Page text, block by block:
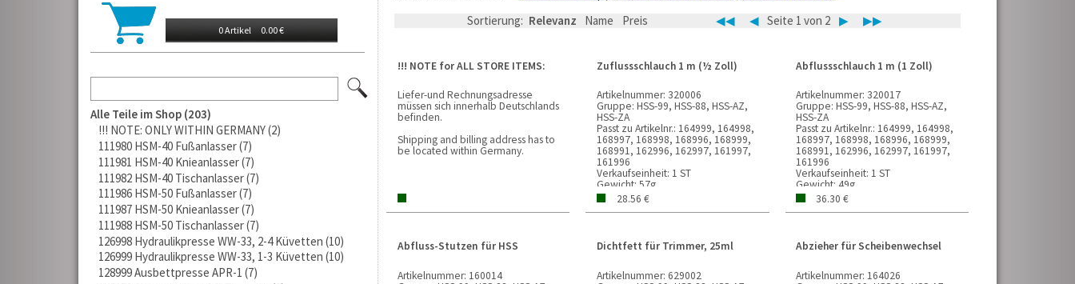
0 Artikel 0.00 €
Alle Teile im Shop 203
!!! NOTE: ONLY WITHIN GERMANY 2
111980 HSM-40 Fußanlasser 7
111981 HSM-40 Knieanlasser 7
111982 HSM-40 Tischanlasser 7
111986 HSM-50 Fußanlasser 7
111987 HSM-50 Knieanlasser 7
111988 HSM-50 Tischanlasser 7
126998 Hydraulikpresse WW-33, 2-4 Küvetten 10
126999 Hydraulikpresse WW-33, 1-3 Küvetten 10
128999 Ausbettpresse APR-1 7
Sortierung: Relevanz Name Preis ◀◀ ◀ Seite 1 von 2 ▶ ▶▶
!!! NOTE for ALL STORE ITEMS:
Liefer-und Rechnungsadresse
müssen sich innerhalb Deutschlands
befinden.
Shipping and billing address has to
be located within Germany.
Zuflussschlauch 1 m (½ Zoll)
Artikelnummer: 320006
Gruppe: HSS-99, HSS-88, HSS-AZ,
HSS-ZA
Passt zu Artikelnr.: 164999, 164998,
168997, 168998, 168996, 168999,
168991, 162996, 162997, 161997,
161996
Verkaufseinheit: 1 ST
Gewicht: 57g
28.56 €
Abflussschlauch 1 m (1 Zoll)
Artikelnummer: 320017
Gruppe: HSS-99, HSS-88, HSS-AZ,
HSS-ZA
Passt zu Artikelnr.: 164999, 164998,
168997, 168998, 168996, 168999,
168991, 162996, 162997, 161997,
161996
Verkaufseinheit: 1 ST
Gewicht: 49g
36.30 €
Abfluss-Stutzen für HSS
Artikelnummer: 160014
Dichtfett für Trimmer, 25ml
Artikelnummer: 629002
Abzieher für Scheibenwechsel
Artikelnummer: 164026